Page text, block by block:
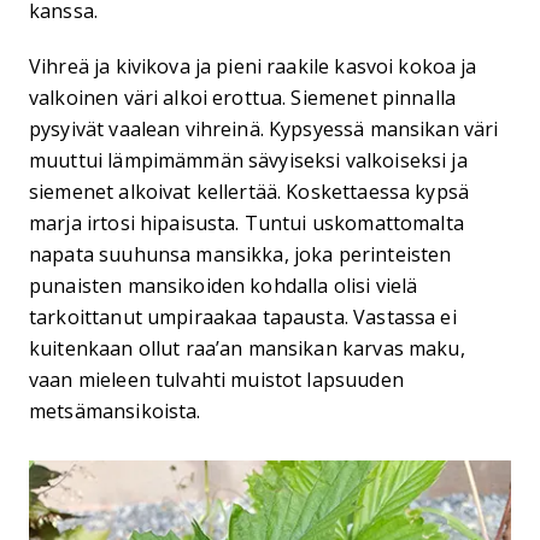
kanssa.
Vihreä ja kivikova ja pieni raakile kasvoi kokoa ja
valkoinen väri alkoi erottua. Siemenet pinnalla
pysyivät vaalean vihreinä. Kypsyessä mansikan väri
muuttui lämpimämmän sävyiseksi valkoiseksi ja
siemenet alkoivat kellertää. Koskettaessa kypsä
marja irtosi hipaisusta. Tuntui uskomattomalta
napata suuhunsa mansikka, joka perinteisten
punaisten mansikoiden kohdalla olisi vielä
tarkoittanut umpiraakaa tapausta. Vastassa ei
kuitenkaan ollut raa’an mansikan karvas maku,
vaan mieleen tulvahti muistot lapsuuden
metsämansikoista.